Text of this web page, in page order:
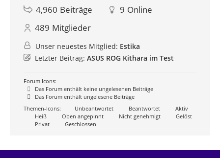
4,960 Beiträge 9 Online
489 Mitglieder
Unser neuestes Mitglied: Estika
Letzter Beitrag: ASUS ROG Kithara im Test
Forum Icons:
Das Forum enthält keine ungelesenen Beiträge
Das Forum enthält ungelesene Beiträge
Themen-Icons:
Unbeantwortet Beantwortet
Aktiv
Heiß
Oben angepinnt Nicht genehmigt
Gelöst
Privat
Geschlossen